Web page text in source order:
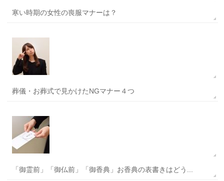
寒い時期の女性の喪服マナーは？
葬儀・お葬式で見かけたNGマナー４つ
「御霊前」「御仏前」「御香典」お香典の表書きはどう...